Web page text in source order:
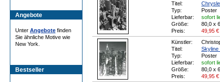
Angebote
Unter Angebote finden
Sie ähnliche Motive wie
New York.
Bestseller
Titel:
Typ:
Poster
Lieferbar:
sofort
Größe:
80,0 x
Preis:
49,95 €
Künstler:
Titel:
Skyline
Typ:
Poster
Lieferbar:
sofort
Größe:
80,0 x
Preis:
49,95 €